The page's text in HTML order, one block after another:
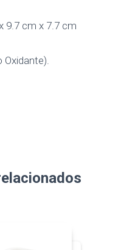
9.7 cm x 7.7 cm
Oxidante).